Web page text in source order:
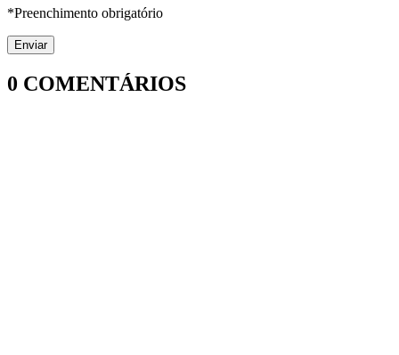
*Preenchimento obrigatório
0 COMENTÁRIOS